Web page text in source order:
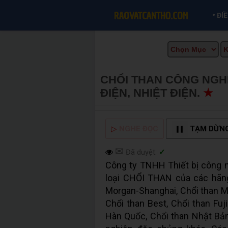
•
CHỔI THAN CÔNG
ĐIỆN, NHIỆT ĐIỆN. ★
▷ TẠM
✉ Đã duyệt: ✓
Công ty TNHH Thiết bị công
loại CHỔI THAN của các
Morgan-Shanghai, Chổi than
Chổi than Best, Chổi than
Hàn Quốc, Chổi than Nhật